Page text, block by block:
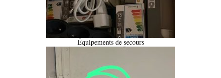
Équipements de secours